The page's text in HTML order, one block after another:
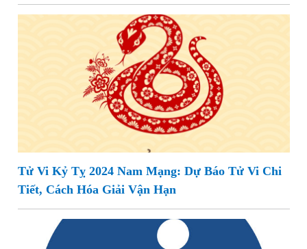
Tử Vi Kỷ Tỵ 2024 Nam Mạng: Dự Báo Tử Vi Chi
Tiết, Cách Hóa Giải Vận Hạn